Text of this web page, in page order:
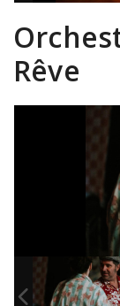
Rêve